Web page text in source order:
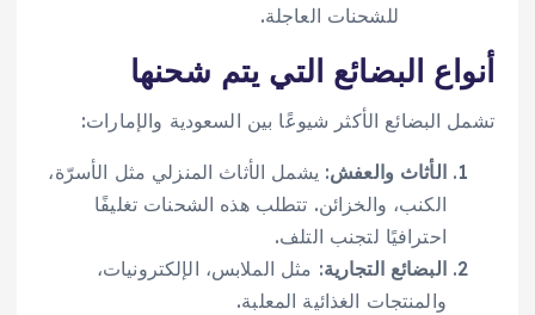
للشحنات العاجلة.
أنواع البضائع التي يتم شحنها
تشمل البضائع الأكثر شيوعًا بين السعودية والإمارات:
الأثاث والعفش: يشمل الأثاث المنزلي مثل الأسرّة،
الكنب، والخزائن. تتطلب هذه الشحنات تغليفًا
احترافيًا لتجنب التلف.
البضائع التجارية: مثل الملابس، الإلكترونيات،
والمنتجات الغذائية المعلبة.